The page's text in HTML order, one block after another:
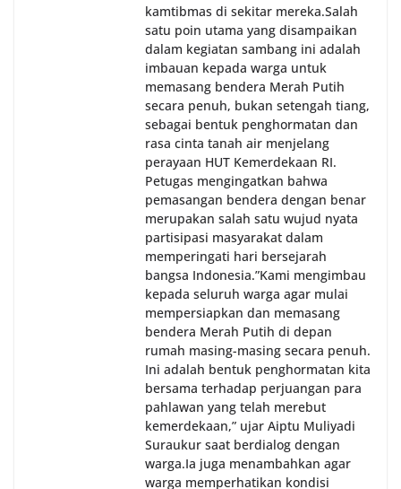
kamtibmas di sekitar mereka.‎‎‎Salah
satu poin utama yang disampaikan
dalam kegiatan sambang ini adalah
imbauan kepada warga untuk
memasang bendera Merah Putih
secara penuh, bukan setengah tiang,
sebagai bentuk penghormatan dan
rasa cinta tanah air menjelang
perayaan HUT Kemerdekaan RI.
Petugas mengingatkan bahwa
pemasangan bendera dengan benar
merupakan salah satu wujud nyata
partisipasi masyarakat dalam
memperingati hari bersejarah
bangsa Indonesia.‎‎”Kami mengimbau
kepada seluruh warga agar mulai
mempersiapkan dan memasang
bendera Merah Putih di depan
rumah masing-masing secara penuh.
Ini adalah bentuk penghormatan kita
bersama terhadap perjuangan para
pahlawan yang telah merebut
kemerdekaan,” ujar Aiptu Muliyadi
Suraukur saat berdialog dengan
warga.‎‎Ia juga menambahkan agar
warga memperhatikan kondisi